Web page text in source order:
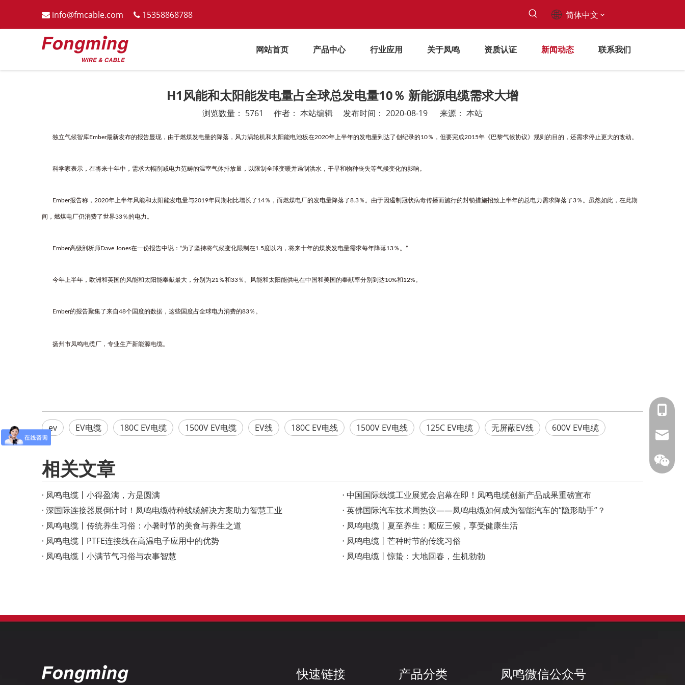
 info@fmcable.com  15358868788 简体中文
网站首页 产品中心 行业应用 关于凤鸣 资质认证 新闻动态 联系我们
H1风能和太阳能发电量占全球总发电量10％ 新能源电缆需求大增
浏览数量： 5761 作者： 本站编辑 发布时间： 2020-08-19 来源： 本站
独立气候智库Ember最新发布的报告显现，由于燃煤发电量的降落，风力涡轮机和太阳能电池板在2020年上半年的发电量到达了创纪录的10％，但要完成2015年《巴黎气候协议》规则的目的，还需求停止更大的改动。
科学家表示，在将来十年中，需求大幅削减电力范畴的温室气体排放量，以限制全球变暖并遏制洪水，干旱和物种丧失等气候变化的影响。
Ember报告称，2020年上半年风能和太阳能发电量与2019年同期相比增长了14％，而燃煤电厂的发电量降落了8.3％。由于因遏制冠状病毒传播而施行的封锁措施招致上半年的总电力需求降落了3％。虽然如此，在此期
间，燃煤电厂仍消费了世界33％的电力。
Ember高级剖析师Dave Jones在一份报告中说：“为了坚持将气候变化限制在1.5度以内，将来十年的煤炭发电量需求每年降落13％。”
今年上半年，欧洲和英国的风能和太阳能奉献最大，分别为21％和33％。风能和太阳能供电在中国和美国的奉献率分别到达10%和12%。
Ember的报告聚集了来自48个国度的数据，这些国度占全球电力消费的83％。
扬州市凤鸣电缆厂，专业生产新能源电缆。
ev EV电缆 180C EV电缆 1500V EV电缆 EV线 180C EV电线 1500V EV电线 125C EV电缆 无屏蔽EV线 600V EV电缆
相关文章
凤鸣电缆丨小得盈满，方是圆满
‌中国国际线缆工业展览会启幕在即！凤鸣电缆创新产品成果重磅宣布
深国际连接器展倒计时！凤鸣电缆特种线缆解决方案助力智慧工业
英佛国际汽车技术周热议——凤鸣电缆如何成为智能汽车的“隐形助手”？
凤鸣电缆丨传统养生习俗：小暑时节的美食与养生之道
凤鸣电缆丨夏至养生：顺应三候，享受健康生活
凤鸣电缆丨PTFE连接线在高温电子应用中的优势
凤鸣电缆丨芒种时节的传统习俗
凤鸣电缆丨小满节气习俗与农事智慧
凤鸣电缆丨惊蛰：大地回春，生机勃勃
快速链接 产品分类 凤鸣微信公众号